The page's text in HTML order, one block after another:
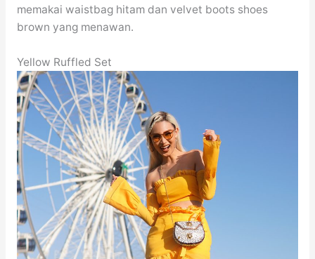
memakai waistbag hitam dan velvet boots shoes
brown yang menawan.
Yellow Ruffled Set